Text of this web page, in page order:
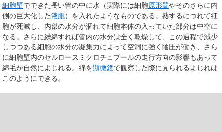
細胞壁でできた長い管の中に水（実際には細胞原形質やそのさらに内
側の巨大化した液胞）を入れたようなものである。熟するにつれて細
胞が死滅し、内部の水分が涸れて細胞本体の入っていた部分は中空に
なる。さらに繰綿すれば管内の水分は全く乾燥して、この過程で減少
しつつある細胞の水分の凝集力によって空洞に強く陰圧が働き、さら
に細胞壁内のセルロースミクロチュブールの走行方向の影響もあって
綿毛が自然によじれる。綿を顕微鏡で観察した際に見られるよじれは
このようにできる。